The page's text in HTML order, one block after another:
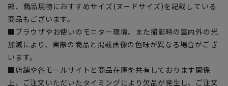
部、商品現物におすすめサイズ(ヌードサイズ)を記載している
商品もございます。
■ブラウザやお使いのモニター環境、また撮影時の室内外の光
加減により、実際の商品と掲載画像の色味が異なる場合がござ
います。
■店舗や各モールサイトと商品在庫を共有しております関係
上、ご注文いただいたタイミングにより欠品が発生し、ご注文